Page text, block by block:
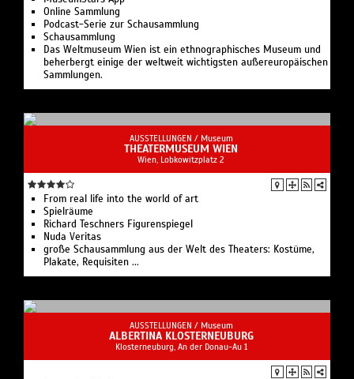
Online Sammlung
Podcast-Serie zur Schausammlung
Schausammlung
Das Weltmuseum Wien ist ein ethnographisches Museum und
beherbergt einige der weltweit wichtigsten außereuropäischen
Sammlungen.
AUSSTELLUNGEN / Museum
THEATERMUSEUM WIEN
Wien, Lobkowitzplatz 2
From real life into the world of art
Spielräume
Richard Teschners Figurenspiegel
Nuda Veritas
große Schausammlung aus der Welt des Theaters: Kostüme,
Plakate, Requisiten ...
AUSSTELLUNGEN / Museum
ALBERTINA KLOSTERNEUBURG
Klosterneuburg, An der Donau-Au 1